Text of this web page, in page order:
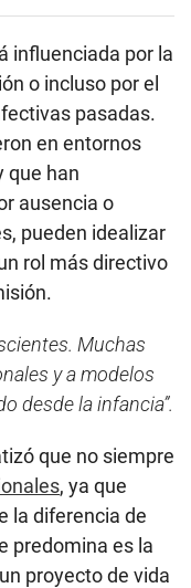
influenciada por la
o incluso por el
pasadas.
en entornos
que han
ausencia o
pueden idealizar
rol más directivo
Muchas
y a modelos
desde la infancia”.
que no siempre
, ya que
la diferencia de
predomina es la
proyecto de vida